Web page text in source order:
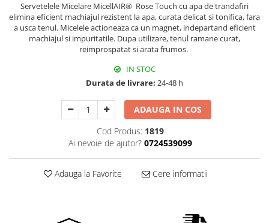
Servetelele Micelare MicellAIR® Rose Touch cu apa de trandafiri
elimina eficient machiajul rezistent la apa, curata delicat si tonifica, fara
a usca tenul. Micelele actioneaza ca un magnet, indepartand eficient
machiajul si impuritatile. Dupa utilizare, tenul ramane curat,
reimprospatat si arata frumos.
IN STOC
Durata de livrare: 24-48 h
ADAUGA IN COS
Cod Produs: 1819
Ai nevoie de ajutor? 0724539099
Adauga la Favorite Cere informatii